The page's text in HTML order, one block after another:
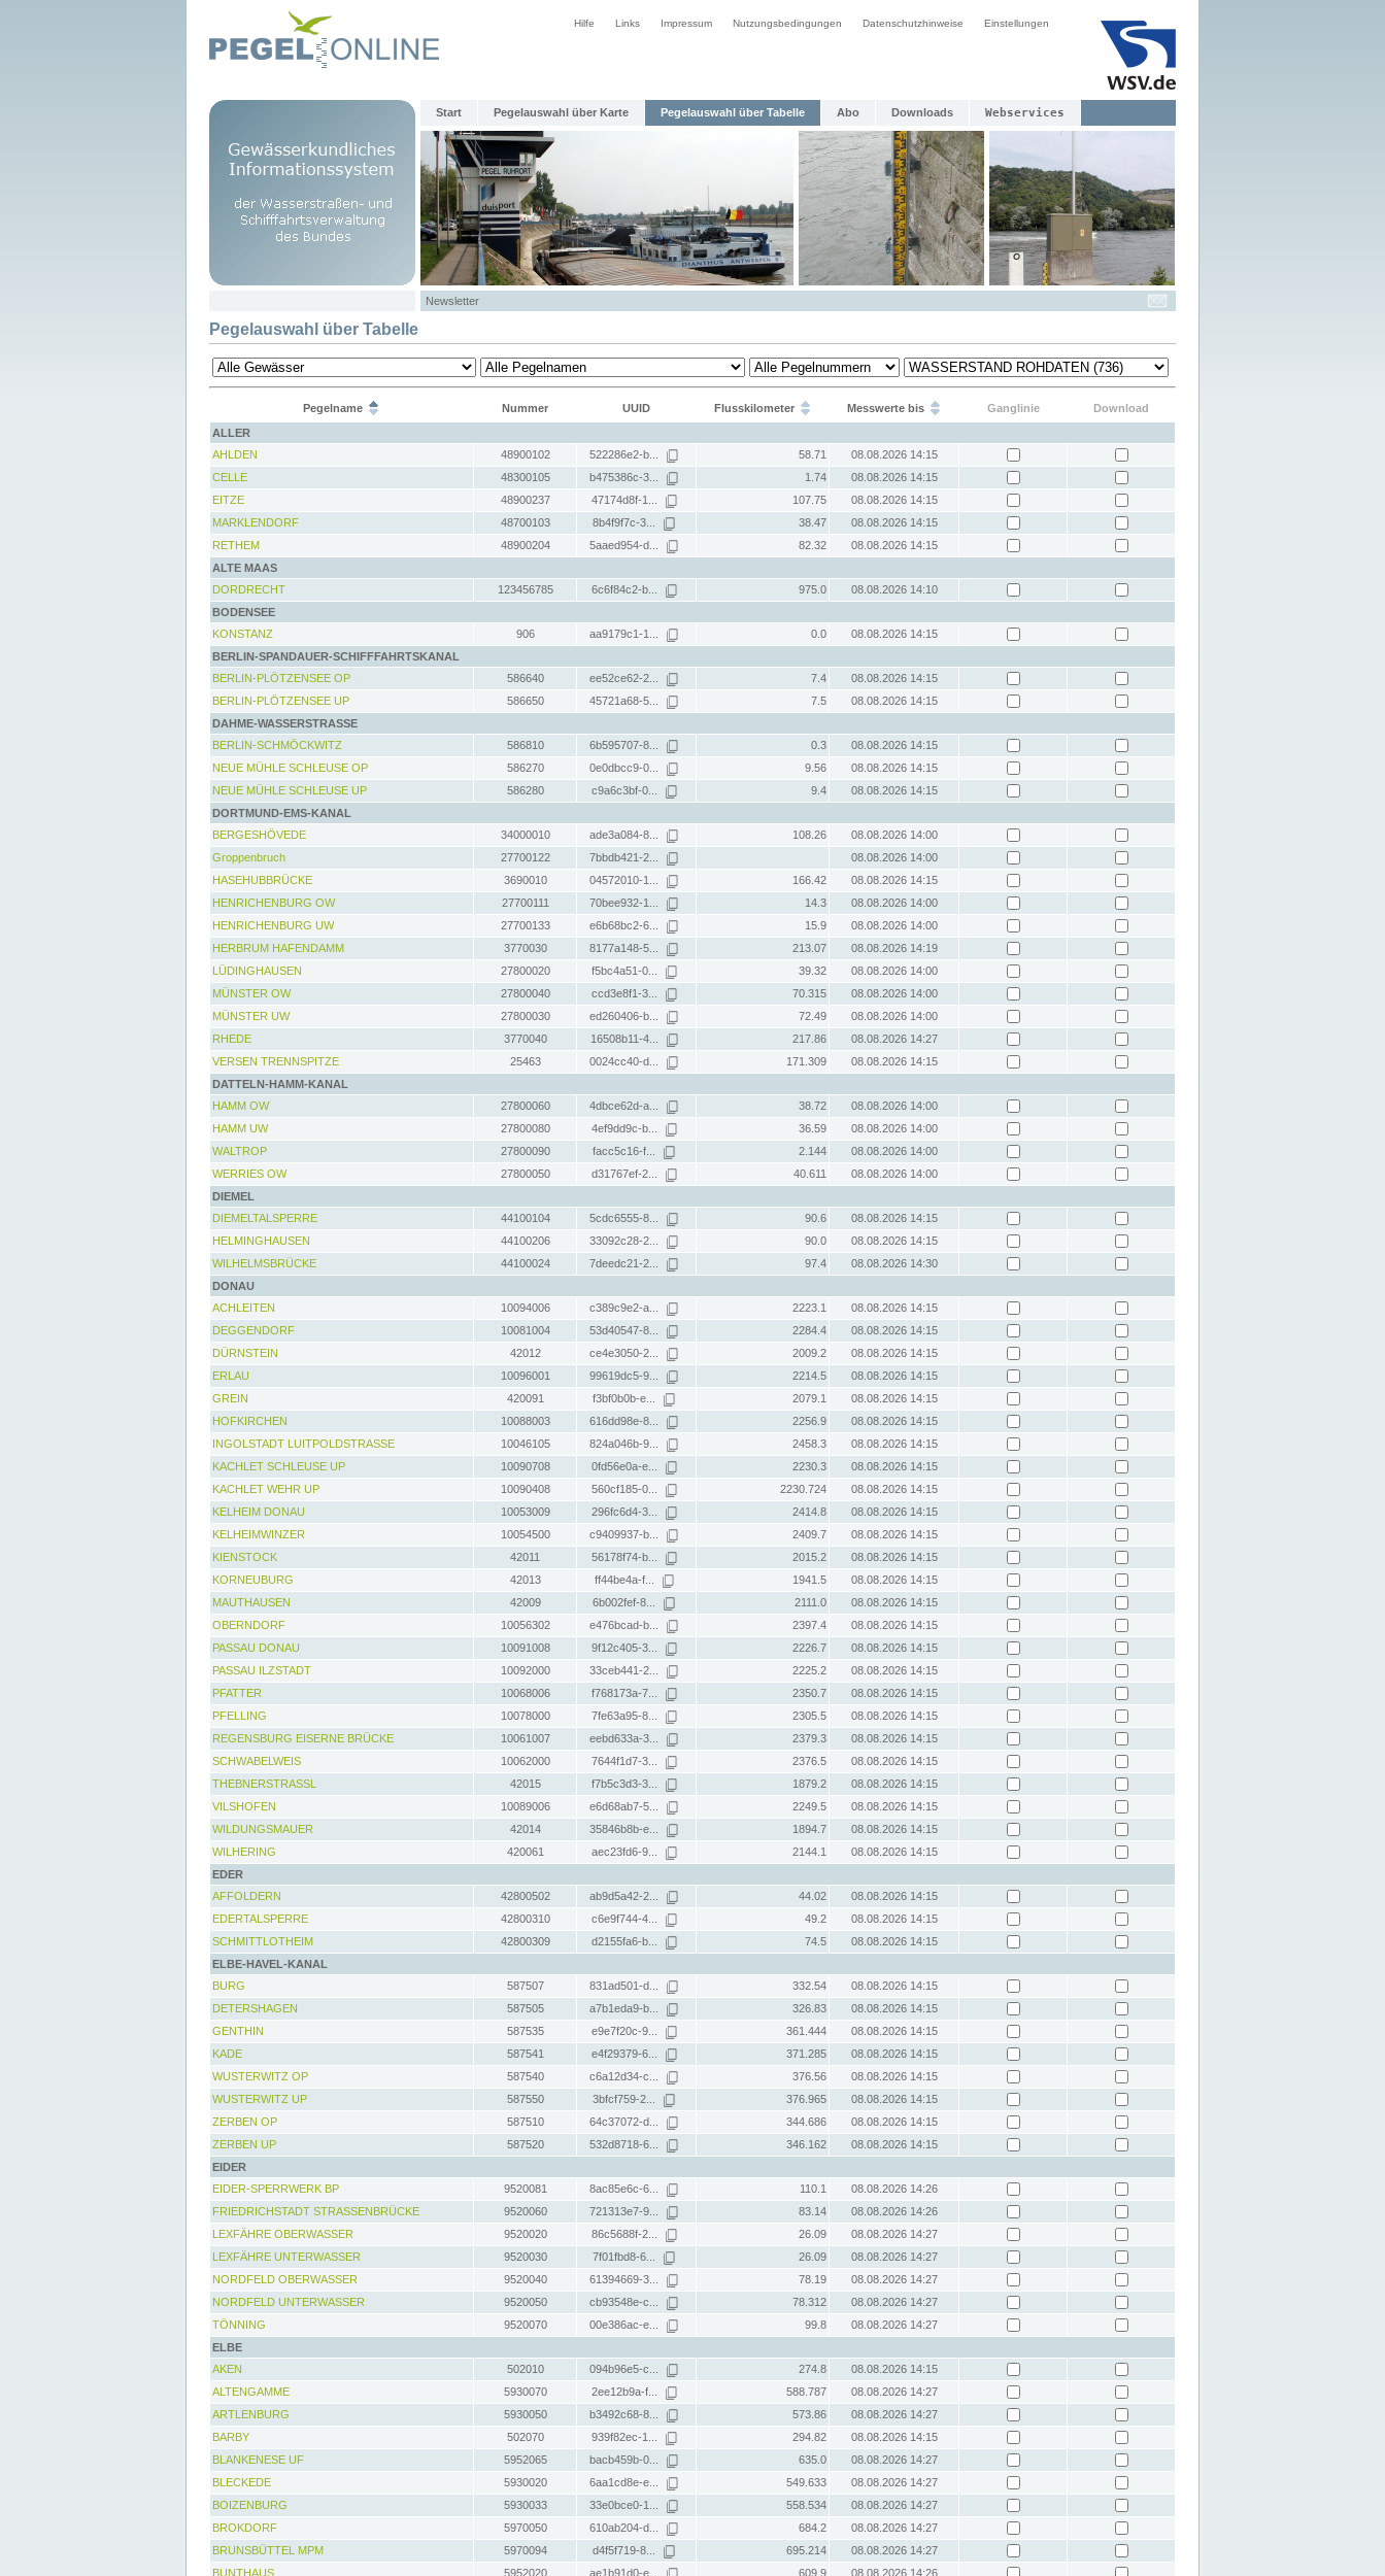
Hilfe Links Impressum Nutzungsbedingungen Datenschutzhinweise Einstellungen
Start Pegelauswahl über Karte Pegelauswahl über Tabelle Abo Downloads Webservices
Newsletter
Pegelauswahl über Tabelle
Pegelname Nummer UUID Flusskilometer Messwerte bis Ganglinie
Download
ALLER
AHLDEN
48900102 522286e2-b... 58.71
08.08.2026 14:15
CELLE
48300105 b475386c-3... 1.74
08.08.2026 14:15
EITZE
48900237 47174d8f-1... 107.75
08.08.2026 14:15
MARKLENDORF
48700103 8b4f9f7c-3... 38.47
08.08.2026 14:15
RETHEM
48900204 5aaed954-d... 82.32
08.08.2026 14:15
ALTE MAAS
DORDRECHT
123456785 6c6f84c2-b... 975.0
08.08.2026 14:10
BODENSEE
KONSTANZ
906 aa9179c1-1... 0.0
08.08.2026 14:15
BERLIN-SPANDAUER-SCHIFFFAHRTSKANAL
BERLIN-PLÖTZENSEE OP
586640 ee52ce62-2... 7.4
08.08.2026 14:15
BERLIN-PLÖTZENSEE UP
586650 45721a68-5... 7.5
08.08.2026 14:15
DAHME-WASSERSTRASSE
BERLIN-SCHMÖCKWITZ
586810 6b595707-8... 0.3
08.08.2026 14:15
NEUE MÜHLE SCHLEUSE OP
586270 0e0dbcc9-0... 9.56
08.08.2026 14:15
NEUE MÜHLE SCHLEUSE UP
586280 c9a6c3bf-0... 9.4
08.08.2026 14:15
DORTMUND-EMS-KANAL
BERGESHÖVEDE
34000010 ade3a084-8... 108.26
08.08.2026 14:00
Groppenbruch
27700122 7bbdb421-2...
08.08.2026 14:00
HASEHUBBRÜCKE
3690010 04572010-1... 166.42
08.08.2026 14:15
HENRICHENBURG OW
27700111 70bee932-1... 14.3
08.08.2026 14:00
HENRICHENBURG UW
27700133 e6b68bc2-6... 15.9
08.08.2026 14:00
HERBRUM HAFENDAMM
3770030 8177a148-5... 213.07
08.08.2026 14:19
LÜDINGHAUSEN
27800020 f5bc4a51-0... 39.32
08.08.2026 14:00
MÜNSTER OW
27800040 ccd3e8f1-3... 70.315
08.08.2026 14:00
MÜNSTER UW
27800030 ed260406-b... 72.49
08.08.2026 14:00
RHEDE
3770040 16508b11-4... 217.86
08.08.2026 14:27
VERSEN TRENNSPITZE
25463 0024cc40-d... 171.309
08.08.2026 14:15
DATTELN-HAMM-KANAL
HAMM OW
27800060 4dbce62d-a... 38.72
08.08.2026 14:00
HAMM UW
27800080 4ef9dd9c-b... 36.59
08.08.2026 14:00
WALTROP
27800090 facc5c16-f... 2.144
08.08.2026 14:00
WERRIES OW
27800050 d31767ef-2... 40.611
08.08.2026 14:00
DIEMEL
DIEMELTALSPERRE
44100104 5cdc6555-8... 90.6
08.08.2026 14:15
HELMINGHAUSEN
44100206 33092c28-2... 90.0
08.08.2026 14:15
WILHELMSBRÜCKE
44100024 7deedc21-2... 97.4
08.08.2026 14:30
DONAU
ACHLEITEN
10094006 c389c9e2-a... 2223.1
08.08.2026 14:15
DEGGENDORF
10081004 53d40547-8... 2284.4
08.08.2026 14:15
DÜRNSTEIN
42012 ce4e3050-2... 2009.2
08.08.2026 14:15
ERLAU
10096001 99619dc5-9... 2214.5
08.08.2026 14:15
GREIN
420091 f3bf0b0b-e... 2079.1
08.08.2026 14:15
HOFKIRCHEN
10088003 616dd98e-8... 2256.9
08.08.2026 14:15
INGOLSTADT LUITPOLDSTRASSE
10046105 824a046b-9... 2458.3
08.08.2026 14:15
KACHLET SCHLEUSE UP
10090708 0fd56e0a-e... 2230.3
08.08.2026 14:15
KACHLET WEHR UP
10090408 560cf185-0... 2230.724
08.08.2026 14:15
KELHEIM DONAU
10053009 296fc6d4-3... 2414.8
08.08.2026 14:15
KELHEIMWINZER
10054500 c9409937-b... 2409.7
08.08.2026 14:15
KIENSTOCK
42011 56178f74-b... 2015.2
08.08.2026 14:15
KORNEUBURG
42013 ff44be4a-f... 1941.5
08.08.2026 14:15
MAUTHAUSEN
42009 6b002fef-8... 2111.0
08.08.2026 14:15
OBERNDORF
10056302 e476bcad-b... 2397.4
08.08.2026 14:15
PASSAU DONAU
10091008 9f12c405-3... 2226.7
08.08.2026 14:15
PASSAU ILZSTADT
10092000 33ceb441-2... 2225.2
08.08.2026 14:15
PFATTER
10068006 f768173a-7... 2350.7
08.08.2026 14:15
PFELLING
10078000 7fe63a95-8... 2305.5
08.08.2026 14:15
REGENSBURG EISERNE BRÜCKE
10061007 eebd633a-3... 2379.3
08.08.2026 14:15
SCHWABELWEIS
10062000 7644f1d7-3... 2376.5
08.08.2026 14:15
THEBNERSTRASSL
42015 f7b5c3d3-3... 1879.2
08.08.2026 14:15
VILSHOFEN
10089006 e6d68ab7-5... 2249.5
08.08.2026 14:15
WILDUNGSMAUER
42014 35846b8b-e... 1894.7
08.08.2026 14:15
WILHERING
420061 aec23fd6-9... 2144.1
08.08.2026 14:15
EDER
AFFOLDERN
42800502 ab9d5a42-2... 44.02
08.08.2026 14:15
EDERTALSPERRE
42800310 c6e9f744-4... 49.2
08.08.2026 14:15
SCHMITTLOTHEIM
42800309 d2155fa6-b... 74.5
08.08.2026 14:15
ELBE-HAVEL-KANAL
BURG
587507 831ad501-d... 332.54
08.08.2026 14:15
DETERSHAGEN
587505 a7b1eda9-b... 326.83
08.08.2026 14:15
GENTHIN
587535 e9e7f20c-9... 361.444
08.08.2026 14:15
KADE
587541 e4f29379-6... 371.285
08.08.2026 14:15
WUSTERWITZ OP
587540 c6a12d34-c... 376.56
08.08.2026 14:15
WUSTERWITZ UP
587550 3bfcf759-2... 376.965
08.08.2026 14:15
ZERBEN OP
587510 64c37072-d... 344.686
08.08.2026 14:15
ZERBEN UP
587520 532d8718-6... 346.162
08.08.2026 14:15
EIDER
EIDER-SPERRWERK BP
9520081 8ac85e6c-6... 110.1
08.08.2026 14:26
FRIEDRICHSTADT STRASSENBRÜCKE
9520060 721313e7-9... 83.14
08.08.2026 14:26
LEXFÄHRE OBERWASSER
9520020 86c5688f-2... 26.09
08.08.2026 14:27
LEXFÄHRE UNTERWASSER
9520030 7f01fbd8-6... 26.09
08.08.2026 14:27
NORDFELD OBERWASSER
9520040 61394669-3... 78.19
08.08.2026 14:27
NORDFELD UNTERWASSER
9520050 cb93548e-c... 78.312
08.08.2026 14:27
TÖNNING
9520070 00e386ac-e... 99.8
08.08.2026 14:27
ELBE
AKEN
502010 094b96e5-c... 274.8
08.08.2026 14:15
ALTENGAMME
5930070 2ee12b9a-f... 588.787
08.08.2026 14:27
ARTLENBURG
5930050 b3492c68-8... 573.86
08.08.2026 14:27
BARBY
502070 939f82ec-1... 294.82
08.08.2026 14:15
BLANKENESE UF
5952065 bacb459b-0... 635.0
08.08.2026 14:27
BLECKEDE
5930020 6aa1cd8e-e... 549.633
08.08.2026 14:27
BOIZENBURG
5930033 33e0bce0-1... 558.534
08.08.2026 14:27
BROKDORF
5970050 610ab204-d... 684.2
08.08.2026 14:27
BRUNSBÜTTEL MPM
5970094 d4f5f719-8... 695.214
08.08.2026 14:27
BUNTHAUS
5952020 ae1b91d0-e... 609.9
08.08.2026 14:26